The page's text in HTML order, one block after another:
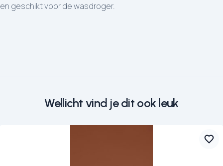
en geschikt voor de wasdroger.
Wellicht vind je dit ook leuk